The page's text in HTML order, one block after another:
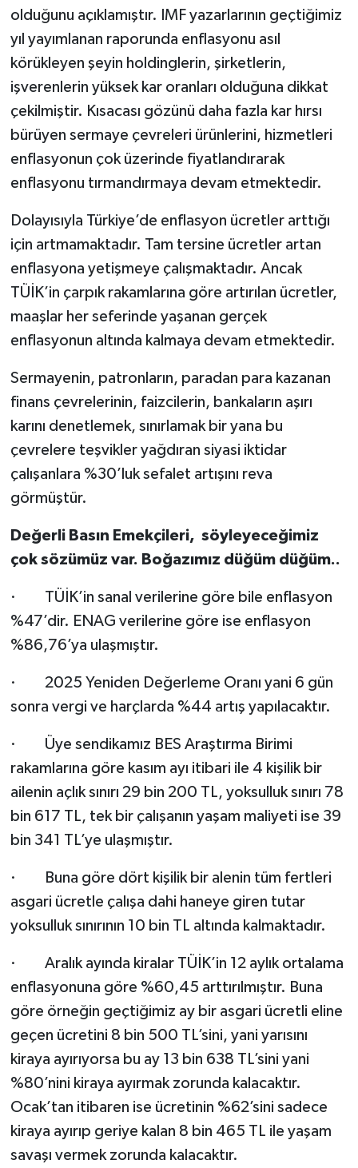
olduğunu açıklamıştır. IMF yazarlarının geçtiğimiz
yıl yayımlanan raporunda enflasyonu asıl
körükleyen şeyin holdinglerin, şirketlerin,
işverenlerin yüksek kar oranları olduğuna dikkat
çekilmiştir. Kısacası gözünü daha fazla kar hırsı
bürüyen sermaye çevreleri ürünlerini, hizmetleri
enflasyonun çok üzerinde fiyatlandırarak
enflasyonu tırmandırmaya devam etmektedir.
Dolayısıyla Türkiye’de enflasyon ücretler arttığı
için artmamaktadır. Tam tersine ücretler artan
enflasyona yetişmeye çalışmaktadır. Ancak
TÜİK’in çarpık rakamlarına göre artırılan ücretler,
maaşlar her seferinde yaşanan gerçek
enflasyonun altında kalmaya devam etmektedir.
Sermayenin, patronların, paradan para kazanan
finans çevrelerinin, faizcilerin, bankaların aşırı
karını denetlemek, sınırlamak bir yana bu
çevrelere teşvikler yağdıran siyasi iktidar
çalışanlara %30’luk sefalet artışını reva
görmüştür.
Değerli Basın Emekçileri, söyleyeceğimiz
çok sözümüz var. Boğazımız düğüm düğüm..
· TÜİK’in sanal verilerine göre bile enflasyon
%47’dir. ENAG verilerine göre ise enflasyon
%86,76’ya ulaşmıştır.
· 2025 Yeniden Değerleme Oranı yani 6 gün
sonra vergi ve harçlarda %44 artış yapılacaktır.
· Üye sendikamız BES Araştırma Birimi
rakamlarına göre kasım ayı itibari ile 4 kişilik bir
ailenin açlık sınırı 29 bin 200 TL, yoksulluk sınırı 78
bin 617 TL, tek bir çalışanın yaşam maliyeti ise 39
bin 341 TL’ye ulaşmıştır.
· Buna göre dört kişilik bir alenin tüm fertleri
asgari ücretle çalışa dahi haneye giren tutar
yoksulluk sınırının 10 bin TL altında kalmaktadır.
· Aralık ayında kiralar TÜİK’in 12 aylık ortalama
enflasyonuna göre %60,45 arttırılmıştır. Buna
göre örneğin geçtiğimiz ay bir asgari ücretli eline
geçen ücretini 8 bin 500 TL’sini, yani yarısını
kiraya ayırıyorsa bu ay 13 bin 638 TL’sini yani
%80’nini kiraya ayırmak zorunda kalacaktır.
Ocak’tan itibaren ise ücretinin %62’sini sadece
kiraya ayırıp geriye kalan 8 bin 465 TL ile yaşam
savaşı vermek zorunda kalacaktır.